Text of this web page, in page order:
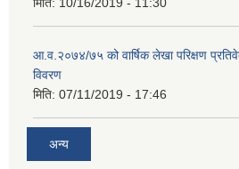
आ.व.२०७४/७५ को वार्षिक लेखा परिक्षण
विवरण
मिति: 07/11/2019 - 17:46
अन्य